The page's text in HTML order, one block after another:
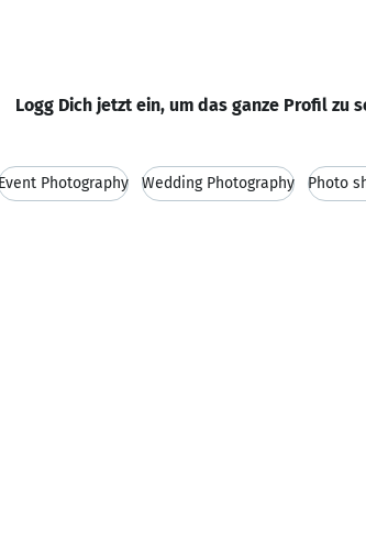
Logg Dich jetzt ein, um das ganze Profil zu
Photography Wedding Photography Photo